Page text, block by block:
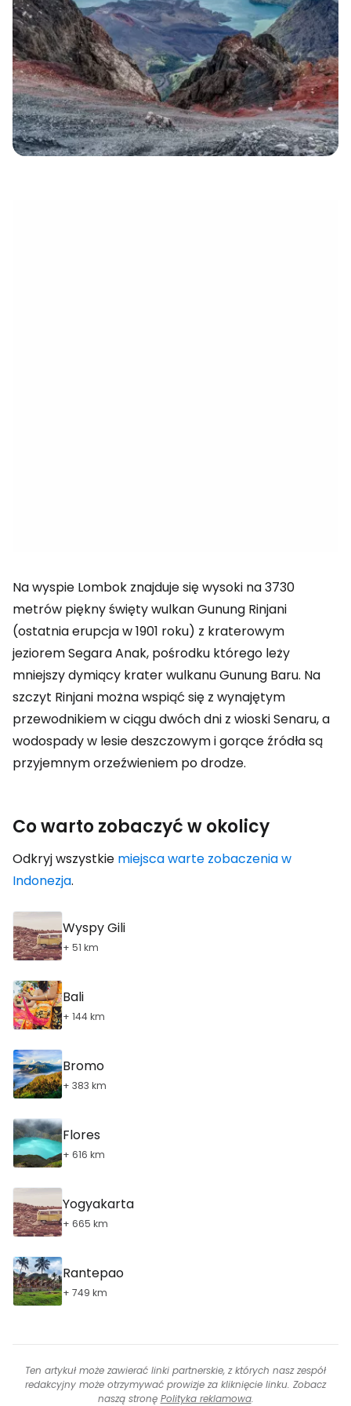
Na wyspie Lombok znajduje się wysoki na 3730
metrów piękny święty wulkan Gunung Rinjani
(ostatnia erupcja w 1901 roku) z kraterowym
jeziorem Segara Anak, pośrodku którego leży
mniejszy dymiący krater wulkanu Gunung Baru. Na
szczyt Rinjani można wspiąć się z wynajętym
przewodnikiem w ciągu dwóch dni z wioski Senaru, a
wodospady w lesie deszczowym i gorące źródła są
przyjemnym orzeźwieniem po drodze.
Co warto zobaczyć w okolicy
Odkryj wszystkie miejsca warte zobaczenia w
Indonezja.
Wyspy Gili
+ 51 km
Bali
+ 144 km
Bromo
+ 383 km
Flores
+ 616 km
Yogyakarta
+ 665 km
Rantepao
+ 749 km
Ten artykuł może zawierać linki partnerskie, z których nasz zespół
redakcyjny może otrzymywać prowizje za kliknięcie linku. Zobacz
naszą stronę Polityka reklamowa.